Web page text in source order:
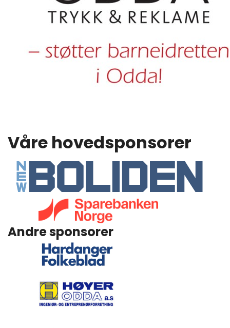
Våre hovedsponsorer
Andre sponsorer